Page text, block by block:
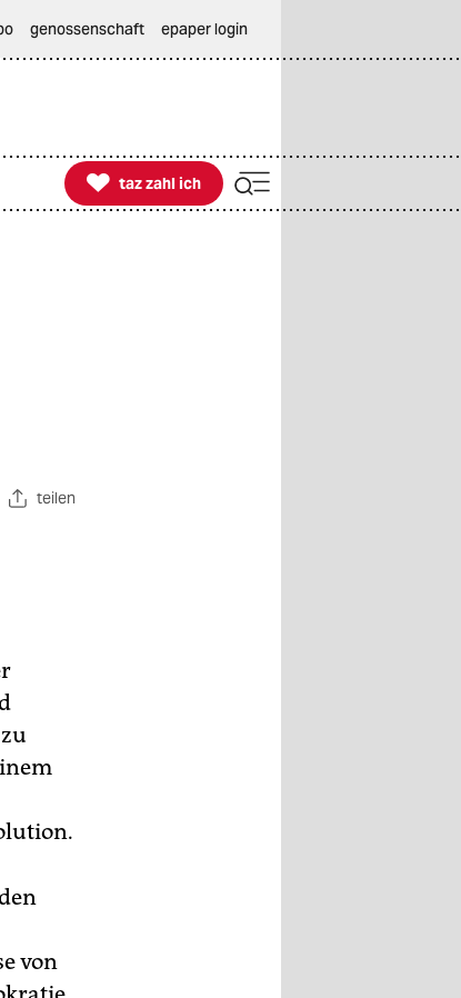
genossenschaft epaper login

taz zahl ich
taz zahl ich
teilen
von